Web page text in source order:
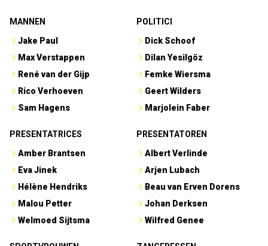
MANNEN
Jake Paul
Max Verstappen
René van der Gijp
Rico Verhoeven
Sam Hagens
POLITICI
Dick Schoof
Dilan Yesilgöz
Femke Wiersma
Geert Wilders
Marjolein Faber
PRESENTATRICES
Amber Brantsen
Eva Jinek
Hélène Hendriks
Malou Petter
Welmoed Sijtsma
PRESENTATOREN
Albert Verlinde
Arjen Lubach
Beau van Erven Dorens
Johan Derksen
Wilfred Genee